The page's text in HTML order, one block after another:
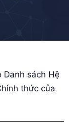
Danh sách Hệ
thức của